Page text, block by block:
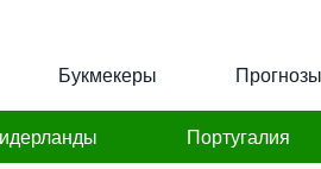
Букмекеры Прогнозы
Португалия